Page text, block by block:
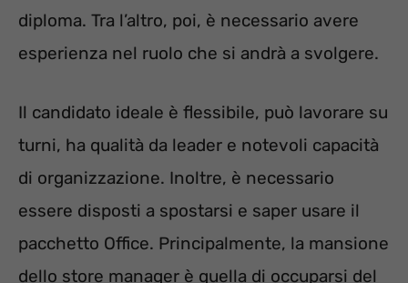
diploma. Tra l’altro, poi, è necessario avere
esperienza nel ruolo che si andrà a svolgere.
Il candidato ideale è flessibile, può lavorare su
turni, ha qualità da leader e notevoli capacità
di organizzazione. Inoltre, è necessario
essere disposti a spostarsi e saper usare il
pacchetto Office. Principalmente, la mansione
dello store manager è quella di occuparsi del